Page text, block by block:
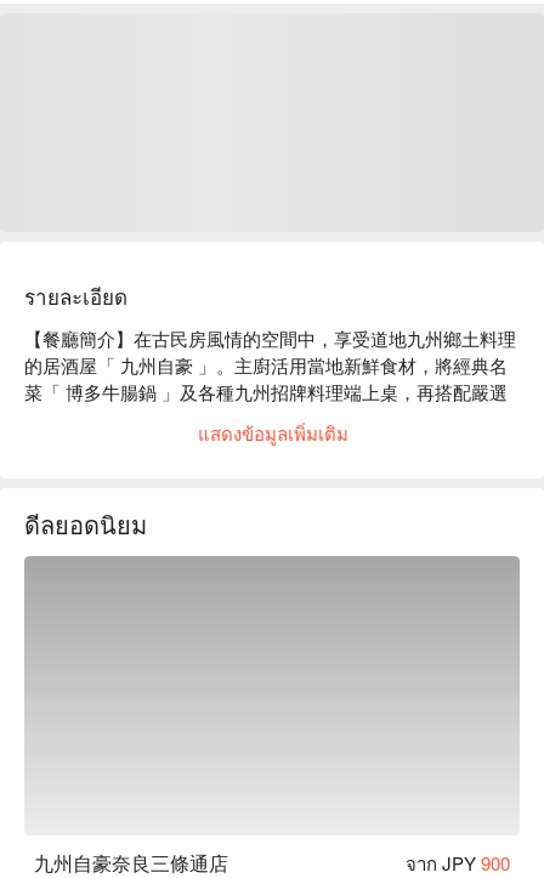
รายละเอียด
【餐廳簡介】在古民房風情的空間中，享受道地九州鄉土料理
的居酒屋「 九州自豪 」。主廚活用當地新鮮食材，將經典名
菜「 博多牛腸鍋 」及各種九州招牌料理端上桌，再搭配嚴選
芋頭燒酒，讓您彷彿走進九州的南國風情中！
【店家氛圍】掀開暖簾，日式溫暖舒適的氛圍一湧而上。在被
日本居酒屋文化，可以選坐在大眾區感受嗨翻天的熱鬧氣氛！
【招牌菜色】
แสดงข้อมูลเพิ่มเติม
ดีลยอดนิยม
九州自豪奈良三條通店 จาก JPY900